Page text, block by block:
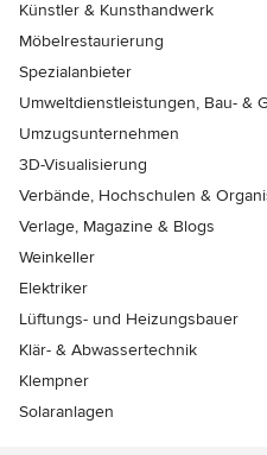
Künstler & Kunsthandwerk
Möbelrestaurierung
Spezialanbieter
Umweltdienstleistungen, Bau- &
Umzugsunternehmen
3D-Visualisierung
Verbände, Hochschulen &
Verlage, Magazine & Blogs
Weinkeller
Elektriker
Lüftungs- und Heizungsbauer
Klär- & Abwassertechnik
Klempner
Solaranlagen